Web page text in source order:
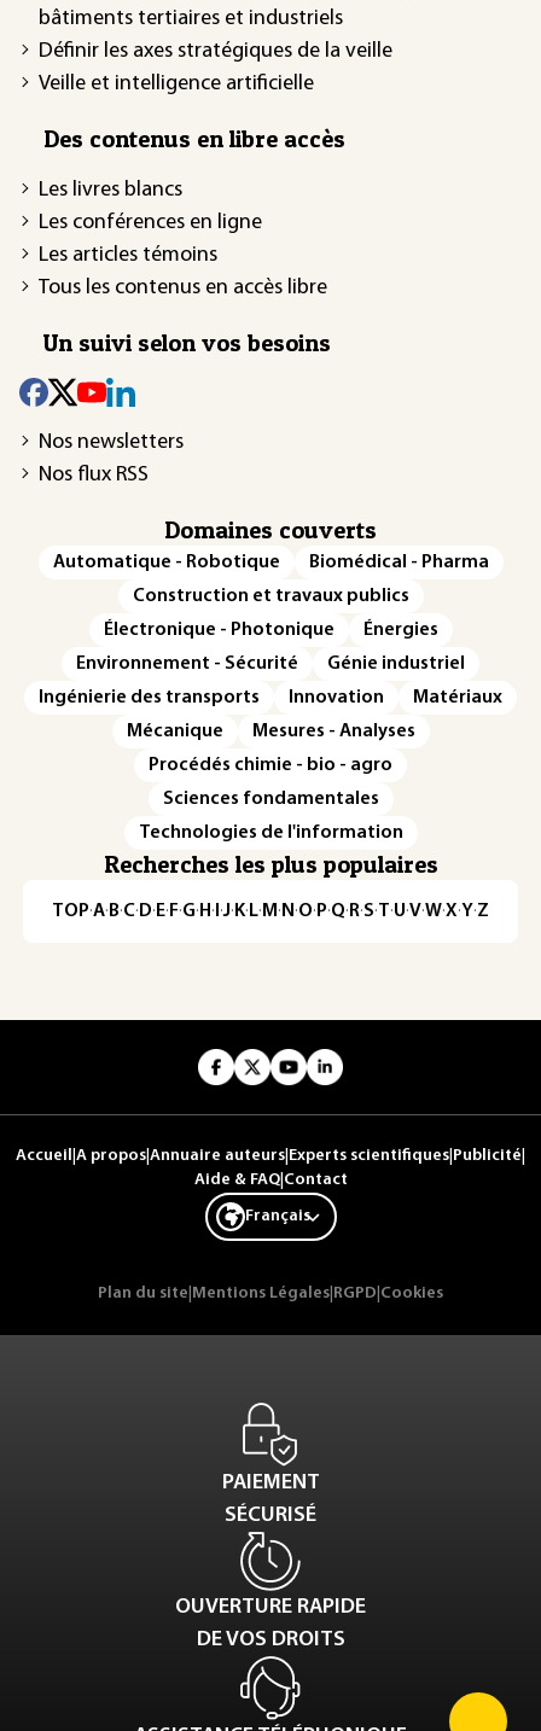
bâtiments tertiaires et industriels
Définir les axes stratégiques de la veille
Veille et intelligence artificielle
Des contenus en libre accès
Les livres blancs
Les conférences en ligne
Les articles témoins
Tous les contenus en accès libre
Un suivi selon vos besoins
Nos newsletters
Nos flux RSS
Domaines couverts
Automatique - Robotique
Biomédical - Pharma
Construction et travaux publics
Électronique - Photonique
Énergies
Environnement - Sécurité
Génie industriel
Ingénierie des transports
Innovation
Matériaux
Mécanique
Mesures - Analyses
Procédés chimie - bio - agro
Sciences fondamentales
Technologies de l'information
Recherches les plus populaires
TOP·A·B·C·D·E·F·G·H·I·J·K·L·M·N·O·P·Q·R·S·T·U·V·W·X·Y·Z
Accueil A propos Annuaire auteurs Experts scientifiques Publicité
Aide & FAQ| Contact
Français
Plan du site Mentions Légales RGPD Cookies
PAIEMENT
SÉCURISÉ
OUVERTURE RAPIDE
DE VOS DROITS